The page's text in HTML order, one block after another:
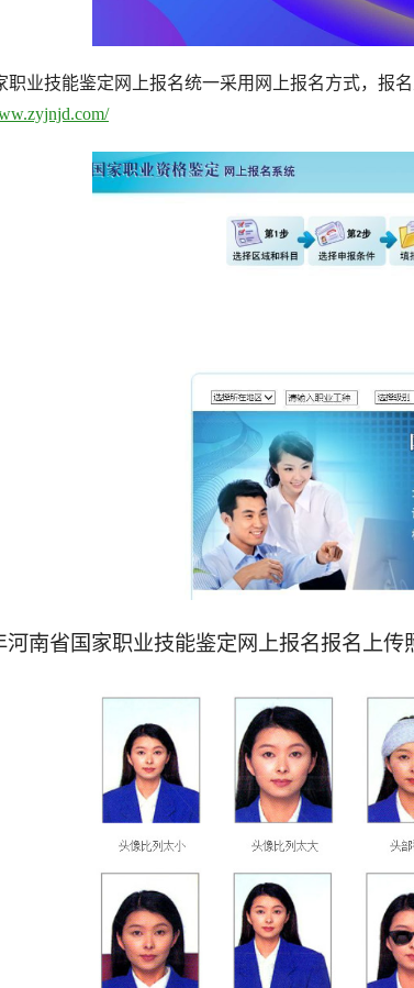
职业技能鉴定网上报名统一采用网上报名方式，报
南省国家职业技能鉴定网上报名报名上传